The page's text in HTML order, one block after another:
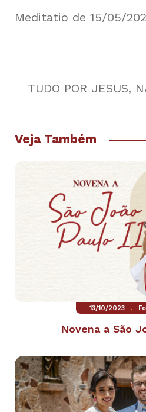
Meditatio de 15/05/
TUDO POR JESUS,
Veja Também
13/10/2023 .
Novena a São